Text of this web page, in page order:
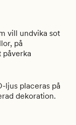
vill undvika sot
på
ljus placeras på
dekoration.